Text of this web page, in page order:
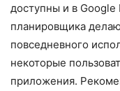
доступны и в Google
планировщика
повседневного
некоторые
приложения.